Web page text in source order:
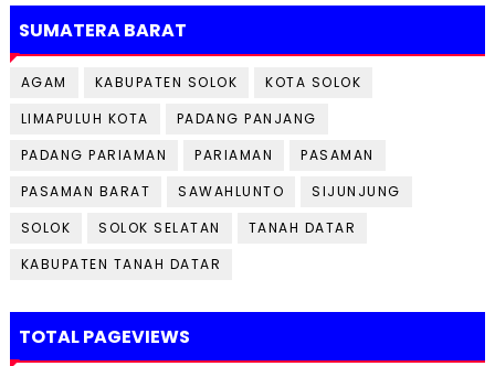
SUMATERA BARAT
AGAM KABUPATEN SOLOK
KOTA SOLOK
LIMAPULUH KOTA
PADANG PANJANG
PADANG PARIAMAN
PARIAMAN
PASAMAN
PASAMAN BARAT
SAWAHLUNTO
SIJUNJUNG
SOLOK
SOLOK SELATAN
TANAH DATAR
KABUPATEN TANAH DATAR
TOTAL PAGEVIEWS